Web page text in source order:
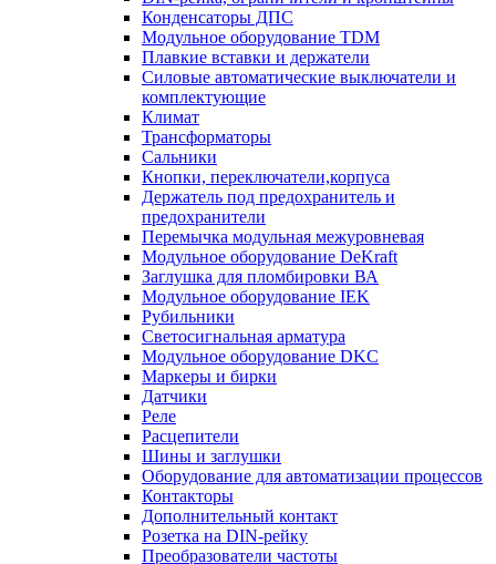
Конденсаторы ДПС
Модульное оборудование TDM
Плавкие вставки и держатели
Силовые автоматические выключатели и
комплектующие
Климат
Трансформаторы
Сальники
Кнопки, переключатели,корпуса
Держатель под предохранитель и
предохранители
Перемычка модульная межуровневая
Модульное оборудование DeKraft
Заглушка для пломбировки ВА
Модульное оборудование IEK
Рубильники
Светосигнальная арматура
Модульное оборудование DKC
Маркеры и бирки
Датчики
Реле
Расцепители
Шины и заглушки
Оборудование для автоматизации процессов
Контакторы
Дополнительный контакт
Розетка на DIN-рейку
Преобразователи частоты